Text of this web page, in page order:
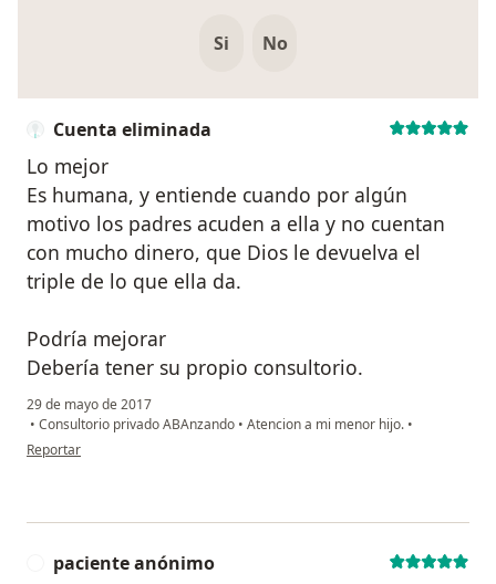
Si No
Cuenta eliminada
Lo mejor
Es humana, y entiende cuando por algún
motivo los padres acuden a ella y no cuentan
con mucho dinero, que Dios le devuelva el
triple de lo que ella da.
Podría mejorar
Debería tener su propio consultorio.
29 de mayo de 2017
• Consultorio privado ABAnzando • Atencion a mi menor hijo. •
en opinión del usuario Cuenta eliminada
Reportar
paciente anónimo